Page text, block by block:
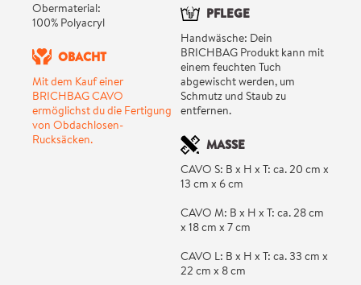
Obermaterial:
100% Polyacryl
OBACHT
Mit dem Kauf einer
BRICHBAG CAVO
ermöglichst du die Fertigung
von Obdachlosen-
Rucksäcken.
PFLEGE
Handwäsche: Dein
BRICHBAG Produkt kann mit
einem feuchten Tuch
abgewischt werden, um
Schmutz und Staub zu
entfernen.
MASSE
CAVO S: B x H x T: ca. 20 cm x
13 cm x 6 cm
CAVO M: B x H x T: ca. 28 cm
x 18 cm x 7 cm
CAVO L: B x H x T: ca. 33 cm x
22 cm x 8 cm